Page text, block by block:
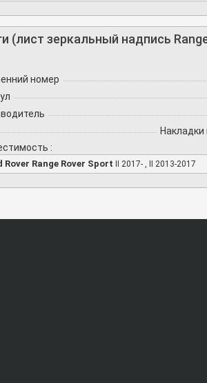
(лист зеркальный надпись
номер
Накладки
:
Rover Range Rover Sport II 2017- , II 2013-2017